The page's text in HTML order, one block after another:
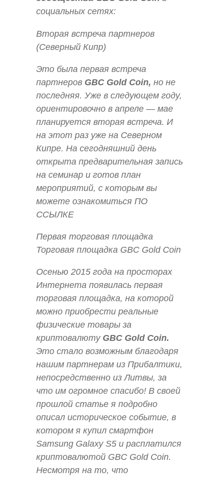
социальных сетях:
Вторая встреча партнеров
(Северный Кипр)
Это была первая встреча
партнеров GBC Gold Coin, но не
последняя. Уже в следующем году,
ориентировочно в апреле — мае
планируется вторая встреча. И
на этот раз уже на Северном
Кипре. На сегодняшний день
открыта предварительная запись
на семинар и готов план
мероприятий, с которым вы
можете ознакомиться ПО
ССЫЛКЕ
Первая торговая площадка
Торговая площадка GBC Gold Coin
Осенью 2015 года на просторах
Интернета появилась первая
торговая площадка, на которой
можно приобрести реальные
физические товары за
криптовалюту GBC Gold Coin.
Это стало возможным благодаря
нашим партнерам из Прибалтики,
непосредственно из Литвы, за
что им огромное спасибо! В своей
прошлой статье я подробно
описал историческое событие, в
котором я купил смартфон
Samsung Galaxy S5 и расплатился
криптовалютой GBC Gold Coin.
Несмотря на то, что